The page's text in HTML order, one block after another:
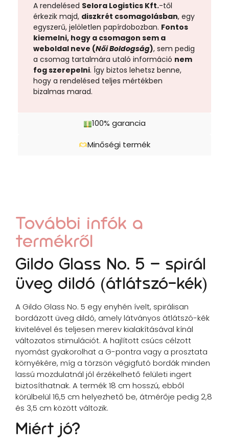
100% garancia
Minőségi termék
A rendelésed Selora Logistics Kft.-től
érkezik majd, diszkrét csomagolásban, egy
egyszerű, jelöletlen papírdobozban. Fontos
kiemelni, hogy a csomagon sem a
weboldal neve (Női Boldogság), sem pedig
a csomag tartalmára utaló információ nem
fog szerepelni. Így biztos lehetsz benne,
hogy a rendelésed teljes mértékben
bizalmas marad.
További infók a
termékről
Gildo Glass No. 5 – spirál
üveg dildó (átlátszó-kék)
A Gildo Glass No. 5 egy enyhén ívelt, spirálisan
bordázott üveg dildó, amely látványos átlátszó-kék
kivitelével és teljesen merev kialakításával kínál
változatos stimulációt. A hajlított csúcs célzott
nyomást gyakorolhat a G-pontra vagy a prosztata
környékére, míg a törzsön végigfutó bordák minden
lassú mozdulatnál jól érzékelhető felületi ingert
biztosíthatnak. A termék 18 cm hosszú, ebből
körülbelül 16,5 cm helyezhető be, átmérője pedig 2,8
és 3,5 cm között változik.
Miért jó?